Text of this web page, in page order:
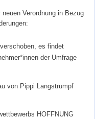
Verordnung in Bezug
es findet
der Umfrage
von Pippi Langstrumpf
HOFFNUNG